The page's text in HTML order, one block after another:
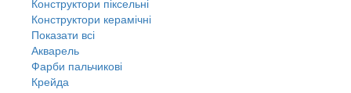
Конструктори піксельні
Конструктори керамічні
Показати всі
Акварель
Фарби пальчикові
Крейда